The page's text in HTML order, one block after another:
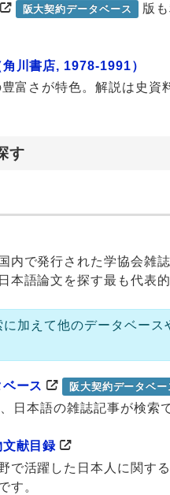
阪大契約データベース
版
川書店, 1978-1991）
富さが特色。解説は史資
す
内で発行された学協会雑
本語論文を探す最も代表
加えて他のデータベース
ース 阪大契約データベー
日本語の雑誌記事が検索
献目録
で活躍した日本人に関す
す。